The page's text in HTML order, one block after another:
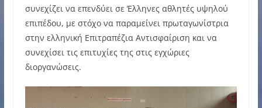
συνεχίζει να επενδύει σε Έλληνες αθλητές υψηλού
επιπέδου, με στόχο να παραμείνει πρωταγωνίστρια
στην ελληνική Επιτραπέζια Αντισφαίριση και να
συνεχίσει τις επιτυχίες της στις εγχώριες
διοργανώσεις.